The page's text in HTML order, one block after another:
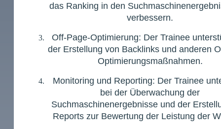
das Ranking in den
verbessern.
Off-Page-Optimierung: Der Trainee
der Erstellung von Backlinks und anderen
Optimierungsmaßnahmen.
Monitoring und Reporting: Der Trainee
bei der Überwachung der
Suchmaschinenergebnisse und der
Reports zur Bewertung der Leistung der